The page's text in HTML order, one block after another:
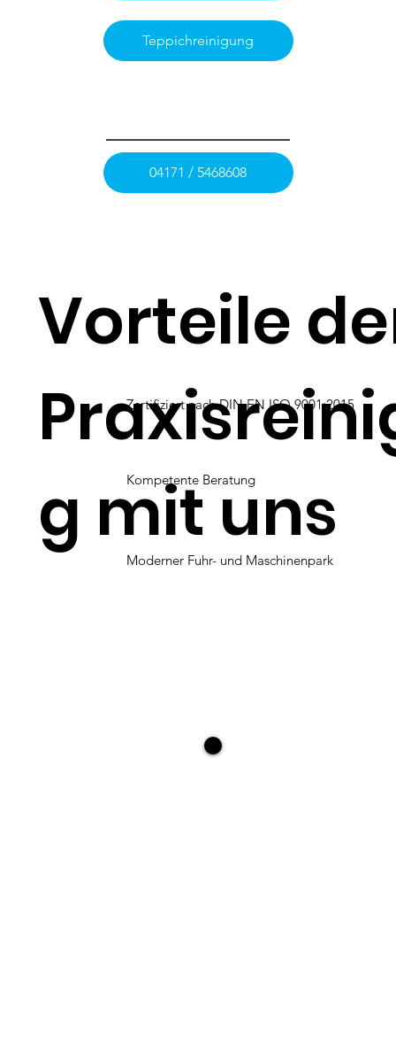
Teppichreinigung
04171 / 5468608
Vorteile
g mit uns
Zertifiziert nach DIN EN ISO 9001:2015
Kompetente Beratung
Moderner Fuhr- und Maschinenpark